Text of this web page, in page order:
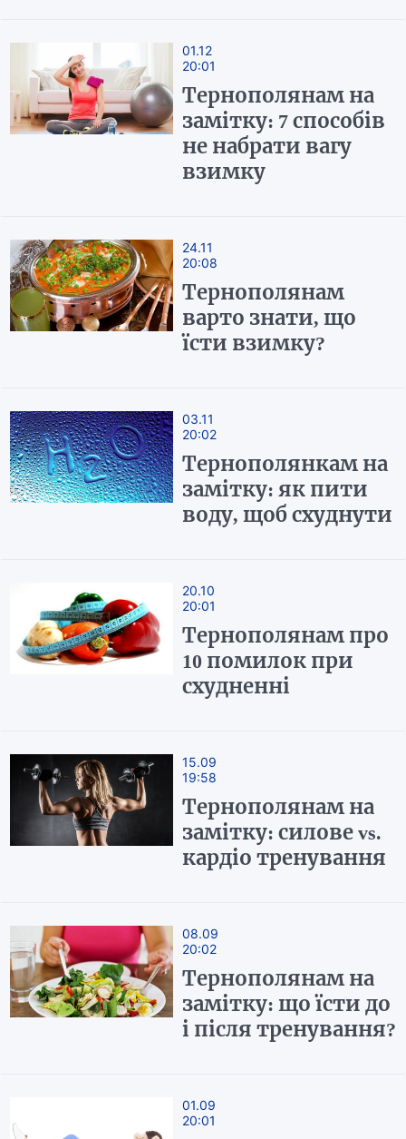
01.12
20:01
Тернополянам на
замітку: 7 способів
не набрати вагу
взимку
24.11
20:08
Тернополянам
варто знати, що
їсти взимку?
03.11
20:02
Тернополянкам на
замітку: як пити
воду, щоб схуднути
20.10
20:01
Тернополянам про
10 помилок при
схудненні
15.09
19:58
Тернополянам на
замітку: силове vs.
кардіо тренування
08.09
20:02
Тернополянам на
замітку: що їсти до
і після тренування?
01.09
20:01